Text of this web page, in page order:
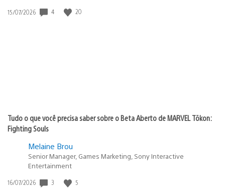
Data
15/07/2026 4 20
Tudo o que você precisa saber sobre o Beta Aberto de MARVEL Tōkon:
Fighting Souls
Melaine Brou
Senior Manager, Games Marketing, Sony Interactive
Entertainment
Data
16/07/2026 3 5